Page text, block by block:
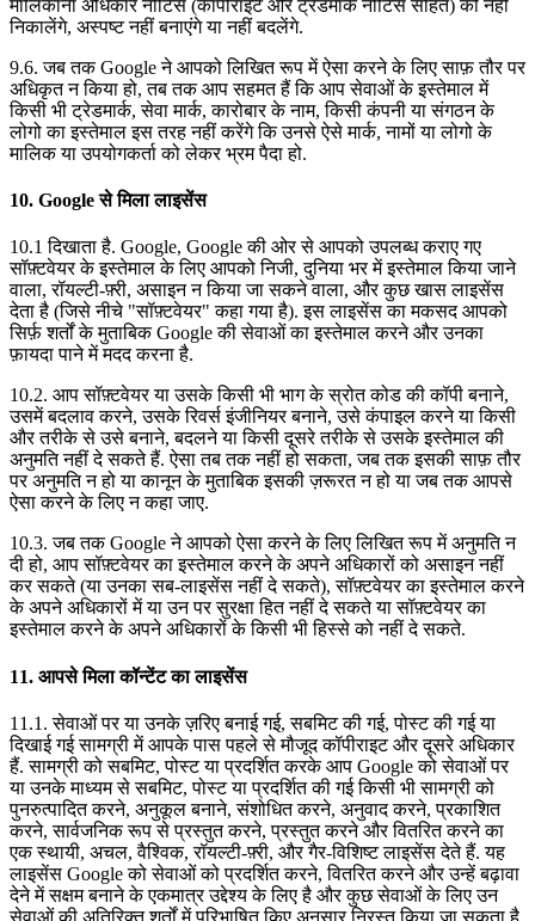
मालिकाना अधिकार नोटिस (कॉपीराइट और ट्रेडमार्क नोटिस सहित) को नहीं
निकालेंगे, अस्पष्ट नहीं बनाएंगे या नहीं बदलेंगे.
9.6. जब तक Google ने आपको लिखित रूप में ऐसा करने के लिए साफ़ तौर पर
अधिकृत न किया हो, तब तक आप सहमत हैं कि आप सेवाओं के इस्तेमाल में
किसी भी ट्रेडमार्क, सेवा मार्क, कारोबार के नाम, किसी कंपनी या संगठन के
लोगो का इस्तेमाल इस तरह नहीं करेंगे कि उनसे ऐसे मार्क, नामों या लोगो के
मालिक या उपयोगकर्ता को लेकर भ्रम पैदा हो.
10. Google से मिला लाइसेंस
10.1 दिखाता है. Google, Google की ओर से आपको उपलब्ध कराए गए
सॉफ़्टवेयर के इस्तेमाल के लिए आपको निजी, दुनिया भर में इस्तेमाल किया जाने
वाला, रॉयल्टी-फ़्री, असाइन न किया जा सकने वाला, और कुछ खास लाइसेंस
देता है (जिसे नीचे "सॉफ़्टवेयर" कहा गया है). इस लाइसेंस का मकसद आपको
सिर्फ़ शर्तों के मुताबिक Google की सेवाओं का इस्तेमाल करने और उनका
फ़ायदा पाने में मदद करना है.
10.2. आप सॉफ़्टवेयर या उसके किसी भी भाग के स्रोत कोड की कॉपी बनाने,
उसमें बदलाव करने, उसके रिवर्स इंजीनियर बनाने, उसे कंपाइल करने या किसी
और तरीके से उसे बनाने, बदलने या किसी दूसरे तरीके से उसके इस्तेमाल की
अनुमति नहीं दे सकते हैं. ऐसा तब तक नहीं हो सकता, जब तक इसकी साफ़ तौर
पर अनुमति न हो या कानून के मुताबिक इसकी ज़रूरत न हो या जब तक आपसे
ऐसा करने के लिए न कहा जाए.
10.3. जब तक Google ने आपको ऐसा करने के लिए लिखित रूप में अनुमति न
दी हो, आप सॉफ़्टवेयर का इस्तेमाल करने के अपने अधिकारों को असाइन नहीं
कर सकते (या उनका सब-लाइसेंस नहीं दे सकते), सॉफ़्टवेयर का इस्तेमाल करने
के अपने अधिकारों में या उन पर सुरक्षा हित नहीं दे सकते या सॉफ़्टवेयर का
इस्तेमाल करने के अपने अधिकारों के किसी भी हिस्से को नहीं दे सकते.
11. आपसे मिला कॉन्टेंट का लाइसेंस
11.1. सेवाओं पर या उनके ज़रिए बनाई गई, सबमिट की गई, पोस्ट की गई या
दिखाई गई सामग्री में आपके पास पहले से मौजूद कॉपीराइट और दूसरे अधिकार
हैं. सामग्री को सबमिट, पोस्ट या प्रदर्शित करके आप Google को सेवाओं पर
या उनके माध्यम से सबमिट, पोस्ट या प्रदर्शित की गई किसी भी सामग्री को
पुनरुत्पादित करने, अनुकूल बनाने, संशोधित करने, अनुवाद करने, प्रकाशित
करने, सार्वजनिक रूप से प्रस्तुत करने, प्रस्तुत करने और वितरित करने का
एक स्थायी, अचल, वैश्विक, रॉयल्टी-फ़्री, और गैर-विशिष्ट लाइसेंस देते हैं. यह
लाइसेंस Google को सेवाओं को प्रदर्शित करने, वितरित करने और उन्हें बढ़ावा
देने में सक्षम बनाने के एकमात्र उद्देश्य के लिए है और कुछ सेवाओं के लिए उन
सेवाओं की अतिरिक्त शर्तों में परिभाषित किए अनुसार निरस्त किया जा सकता है.